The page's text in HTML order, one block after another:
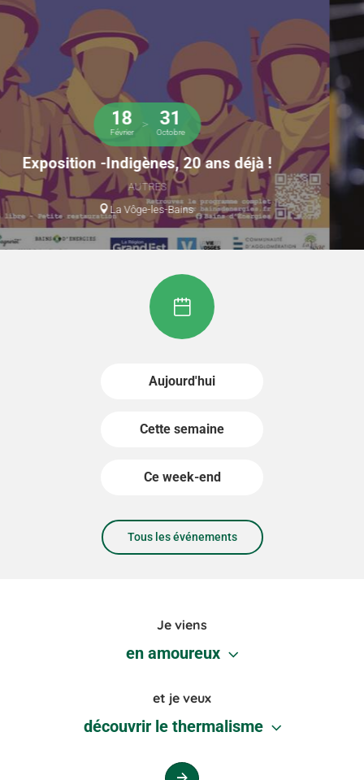
8
Juillet
31
Août
Festival Epinal bouge l'été
FESTIVAL
Épinal
Aujourd'hui
Cette semaine
Ce week-end
Tous les événements
Je viens
en amoureux
et je veux
découvrir le thermalisme